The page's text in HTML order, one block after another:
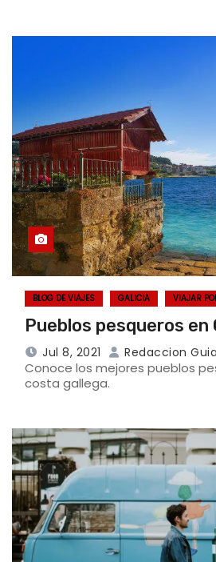
BLOG DE VIAJES GALICIA VIAJAR
Pueblos pesqueros en
Jul 8, 2021 Redaccion
Conoce los mejores pueblos
costa gallega.